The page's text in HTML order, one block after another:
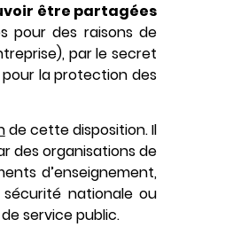
être partagées
pour des raisons de
par le secret
la protection des
de cette disposition. Il
des organisations de
d’enseignement,
nationale ou
service public.